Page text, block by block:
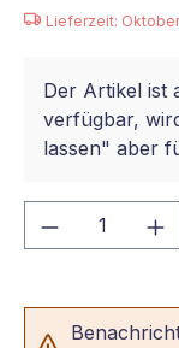
Lieferzeit:
Der Artikel ist
verfügbar,
lassen" aber
Produkt